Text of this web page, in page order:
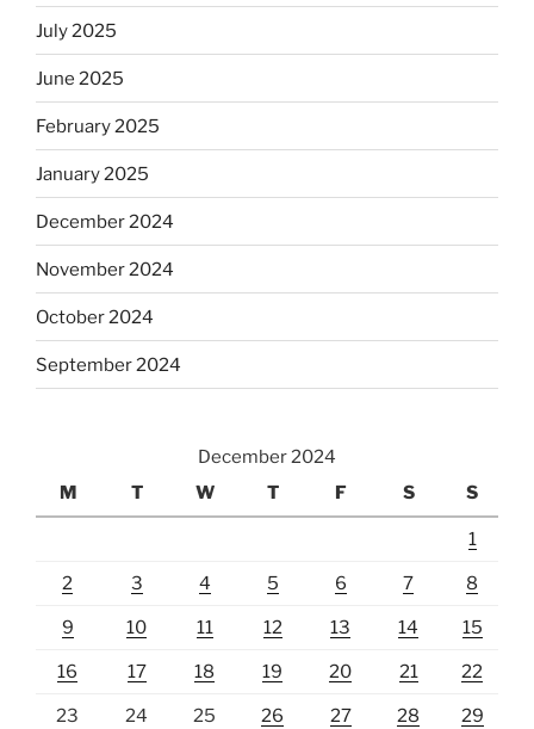
July 2025
June 2025
February 2025
January 2025
December 2024
November 2024
October 2024
September 2024
December 2024
M
T W T F S S
1
2 3 4 5 6 7 8
9 10 11 12 13 14 15
16 17 18 19 20 21 22
23 24 25 26 27 28 29